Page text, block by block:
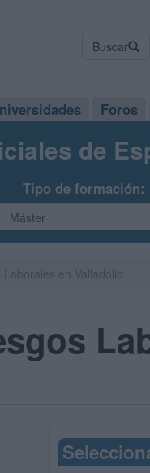
Buscar
Foros
de
Tipo de formación: